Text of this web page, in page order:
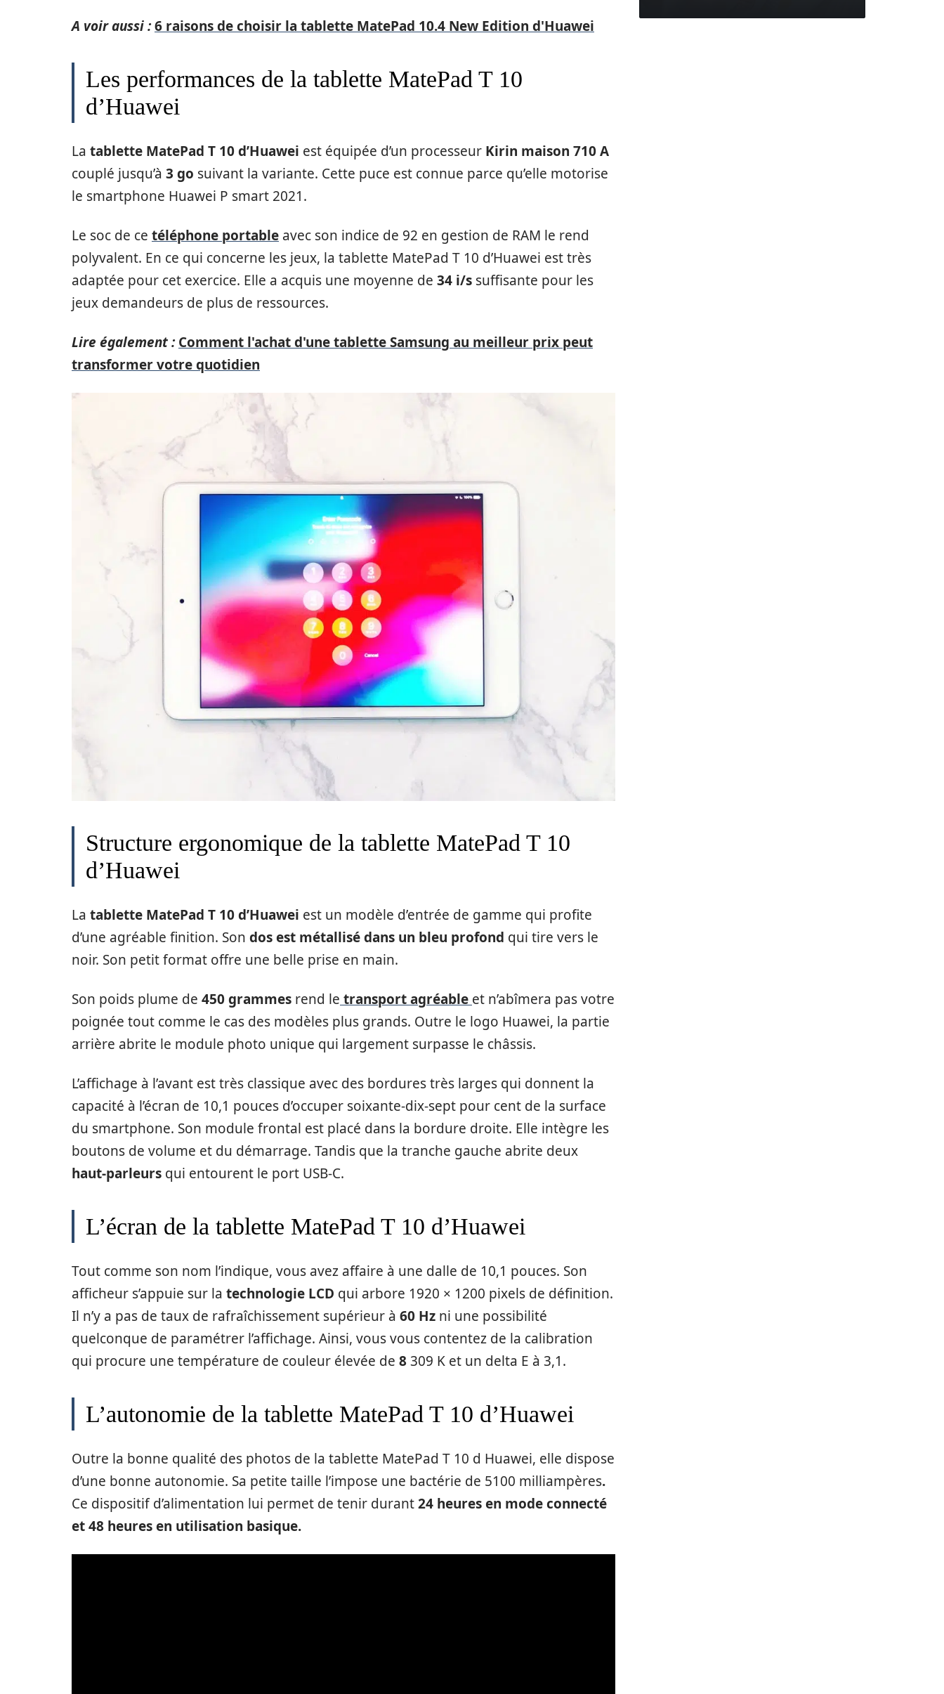
A voir aussi :6 raisons de choisir la tablette MatePad 10.4 New Edition d'Huawei
Les performances de la tablette MatePad T 10
d’Huawei
La tablette MatePad T 10 d’Huawei est équipée d’un processeur Kirin maison 710 A
couplé jusqu’à 3 go suivant la variante. Cette puce est connue parce qu’elle motorise
le smartphone Huawei P smart 2021.
Le soc de ce téléphone portable avec son indice de 92 en gestion de RAM le rend
polyvalent. En ce qui concerne les jeux, la tablette MatePad T 10 d’Huawei est très
adaptée pour cet exercice. Elle a acquis une moyenne de 34 i/s suffisante pour les
jeux demandeurs de plus de ressources.
Lire également : Comment l'achat d'une tablette Samsung au meilleur prix peut
transformer votre quotidien
Structure ergonomique de la tablette MatePad T 10
d’Huawei
La tablette MatePad T 10 d’Huawei est un modèle d’entrée de gamme qui profite
d’une agréable finition. Son dos est métallisé dans un bleu profond qui tire vers le
noir. Son petit format offre une belle prise en main.
Son poids plume de 450 grammes rend le transport agréable et n’abîmera pas votre
poignée tout comme le cas des modèles plus grands. Outre le logo Huawei, la partie
arrière abrite le module photo unique qui largement surpasse le châssis.
L’affichage à l’avant est très classique avec des bordures très larges qui donnent la
capacité à l’écran de 10,1 pouces d’occuper soixante-dix-sept pour cent de la surface
du smartphone. Son module frontal est placé dans la bordure droite. Elle intègre les
boutons de volume et du démarrage. Tandis que la tranche gauche abrite deux
haut-parleurs qui entourent le port USB-C.
L’écran de la tablette MatePad T 10 d’Huawei
Tout comme son nom l’indique, vous avez affaire à une dalle de 10,1 pouces. Son
afficheur s’appuie sur la technologie LCD qui arbore 1920 × 1200 pixels de définition.
Il n’y a pas de taux de rafraîchissement supérieur à 60 Hz ni une possibilité
quelconque de paramétrer l’affichage. Ainsi, vous vous contentez de la calibration
qui procure une température de couleur élevée de 8309 K et un delta E à 3,1.
L’autonomie de la tablette MatePad T 10 d’Huawei
Outre la bonne qualité des photos de la tablette MatePad T 10 d Huawei, elle dispose
d’une bonne autonomie. Sa petite taille l’impose une bactérie de 5100 milliampères.
Ce dispositif d’alimentation lui permet de tenir durant24 heures en mode connecté
et 48 heures en utilisation basique.